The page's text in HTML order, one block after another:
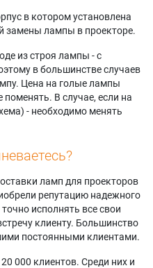
в котором установлена
замены лампы в проекторе.
из строя лампы - с
в большинстве случаев
Цена на голые лампы
В случае, если на
- необходимо менять
ламп для проекторов
репутацию надежного
исполнять все свои
клиенту. Большинство
постоянными клиентами.
000 клиентов. Среди них и